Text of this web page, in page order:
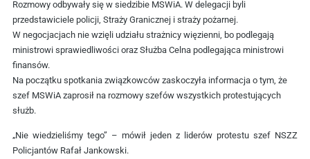
Rozmowy odbywały się w siedzibie MSWiA. W delegacji byli
przedstawiciele policji, Straży Granicznej i straży pożarnej.
W negocjacjach nie wzięli udziału strażnicy więzienni, bo podlegają
ministrowi sprawiedliwości oraz Służba Celna podlegająca ministrowi
finansów.
Na początku spotkania związkowców zaskoczyła informacja o tym, że
szef MSWiA zaprosił na rozmowy szefów wszystkich protestujących
służb.
„Nie wiedzieliśmy tego” – mówił jeden z liderów protestu szef NSZZ
Policjantów Rafał Jankowski.